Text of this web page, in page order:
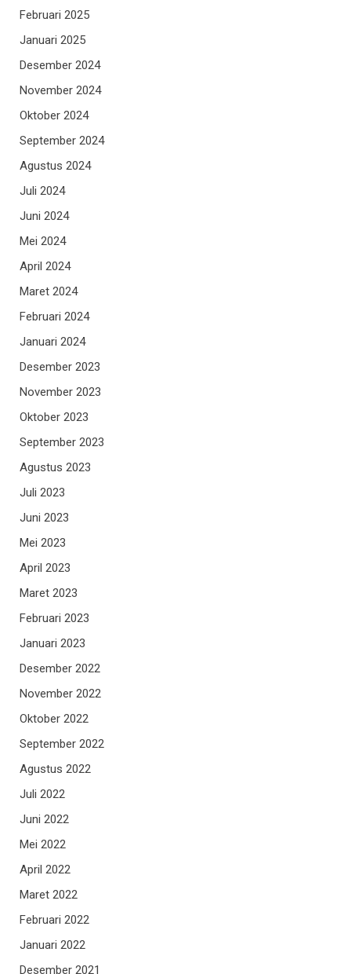
Februari 2025
Januari 2025
Desember 2024
November 2024
Oktober 2024
September 2024
Agustus 2024
Juli 2024
Juni 2024
Mei 2024
April 2024
Maret 2024
Februari 2024
Januari 2024
Desember 2023
November 2023
Oktober 2023
September 2023
Agustus 2023
Juli 2023
Juni 2023
Mei 2023
April 2023
Maret 2023
Februari 2023
Januari 2023
Desember 2022
November 2022
Oktober 2022
September 2022
Agustus 2022
Juli 2022
Juni 2022
Mei 2022
April 2022
Maret 2022
Februari 2022
Januari 2022
Desember 2021